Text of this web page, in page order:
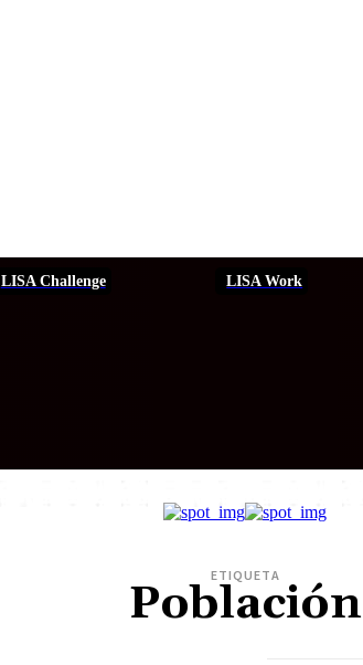
LISA Work
LISA Challenge
ETIQUETA
Población